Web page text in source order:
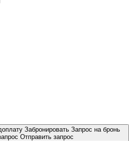
Забронировать Запрос на бронь
Отправить запрос